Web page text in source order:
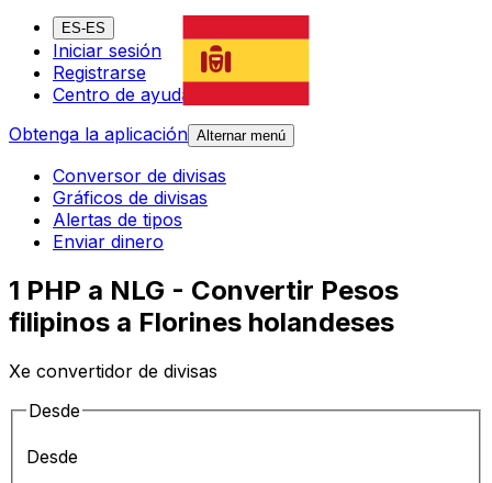
ES-ES
Iniciar sesión
Registrarse
Centro de ayuda
Obtenga la aplicación Alternar menú
Conversor de divisas
Gráficos de divisas
Alertas de tipos
Enviar dinero
1 PHP a NLG - Convertir Pesos
filipinos a Florines holandeses
Xe convertidor de divisas
Desde
Desde